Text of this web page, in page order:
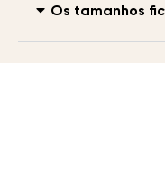
Os tamanhos